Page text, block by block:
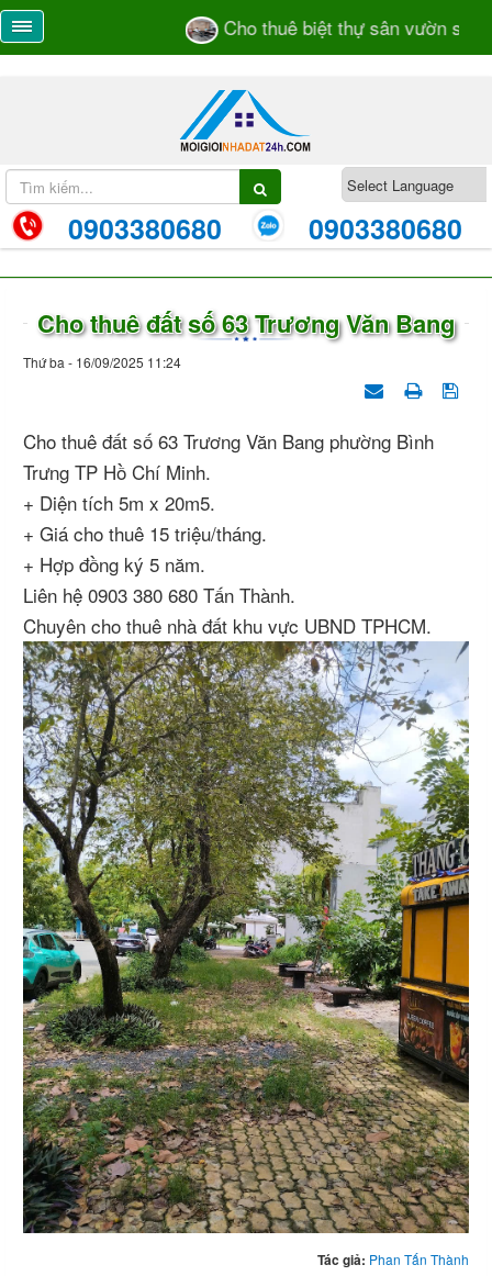
Cho thuê biệt thự sân vườn số 55/
0903380680 0903380680
Cho thuê đất số 63 Trương Văn Bang
Thứ ba - 16/09/2025 11:24
Cho thuê đất số 63 Trương Văn Bang phường Bình
Trưng TP Hồ Chí Minh.
+ Diện tích 5m x 20m5.
+ Giá cho thuê 15 triệu/tháng.
+ Hợp đồng ký 5 năm.
Liên hệ 0903 380 680 Tấn Thành.
Chuyên cho thuê nhà đất khu vực UBND TPHCM.
Tác giả: Phan Tấn Thành